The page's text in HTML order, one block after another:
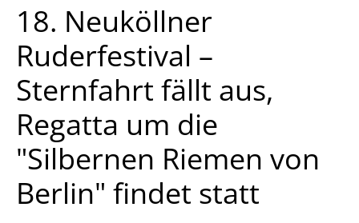
18. Neuköllner
Ruderfestival –
Sternfahrt fällt aus,
Regatta um die
"Silbernen Riemen von
Berlin" findet statt